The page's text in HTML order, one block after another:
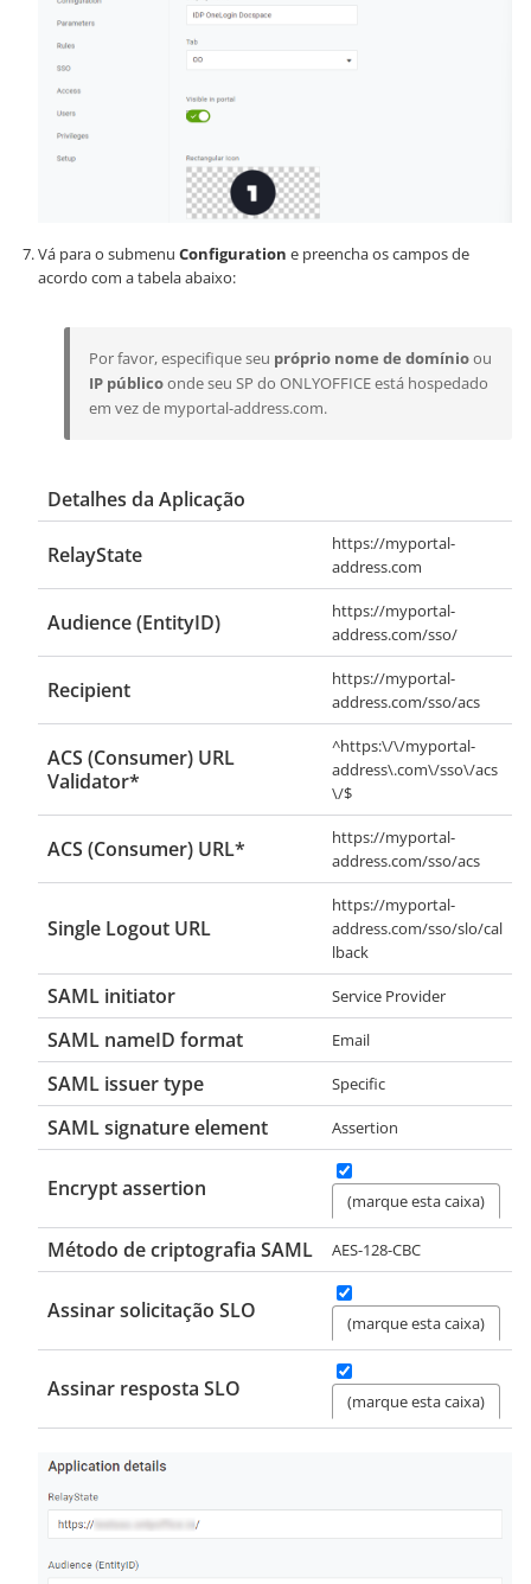
Vá para o submenu Configuration e preencha os campos de
acordo com a tabela abaixo:
Por favor, especifique seu próprio nome de domínioou
IP públicoonde seu SP do ONLYOFFICE está hospedado
em vez de myportal-address.com.
Detalhes da Aplicação
RelayState
https://myportal-
address.com
Audience (EntityID)
https://myportal-
address.com/sso/
Recipient
https://myportal-
address.com/sso/acs
ACS (Consumer) URL
Validator*
^https:\/\/myportal-
address\.com\/sso\/acs
\/$
ACS (Consumer) URL*
https://myportal-
address.com/sso/acs
Single Logout URL
https://myportal-
address.com/sso/slo/cal
lback
SAML initiator Service Provider
SAML nameID format Email
SAML issuer type Specific
SAML signature element Assertion
Encrypt assertion (marque esta caixa)
Método de criptografia SAML AES-128-CBC
Assinar solicitação SLO (marque esta caixa)
Assinar resposta SLO (marque esta caixa)